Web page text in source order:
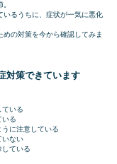
いるうちに、症状が一気に悪化
の対策を今から確認してみま
対策できています
いる
いる
に注意している
いない
ている